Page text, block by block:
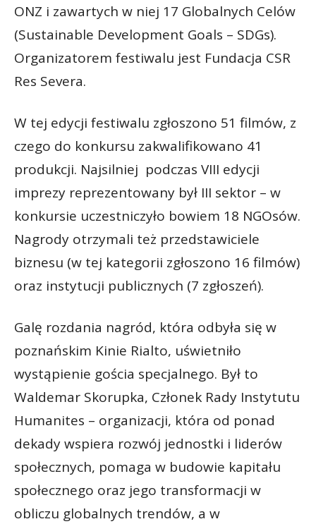
ONZ i zawartych w niej 17 Globalnych Celów
(Sustainable Development Goals – SDGs).
Organizatorem festiwalu jest Fundacja CSR
Res Severa.
W tej edycji festiwalu zgłoszono 51 filmów, z
czego do konkursu zakwalifikowano 41
produkcji. Najsilniej podczas VIII edycji
imprezy reprezentowany był III sektor – w
konkursie uczestniczyło bowiem 18 NGOsów.
Nagrody otrzymali też przedstawiciele
biznesu (w tej kategorii zgłoszono 16 filmów)
oraz instytucji publicznych (7 zgłoszeń).
Galę rozdania nagród, która odbyła się w
poznańskim Kinie Rialto, uświetniło
wystąpienie gościa specjalnego. Był to
Waldemar Skorupka, Członek Rady Instytutu
Humanites – organizacji, która od ponad
dekady wspiera rozwój jednostki i liderów
społecznych, pomaga w budowie kapitału
społecznego oraz jego transformacji w
obliczu globalnych trendów, a w